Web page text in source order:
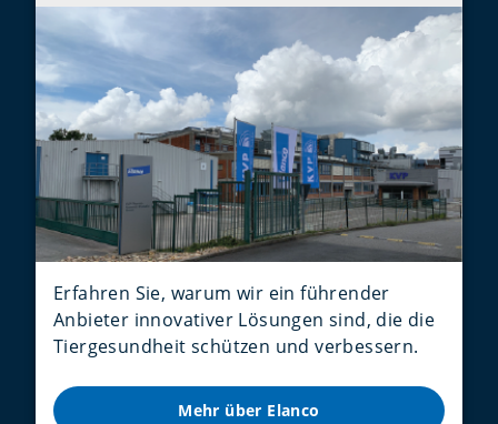
Erfahren Sie, warum wir ein führender
Anbieter innovativer Lösungen sind, die die
Tiergesundheit schützen und verbessern.
Mehr über Elanco